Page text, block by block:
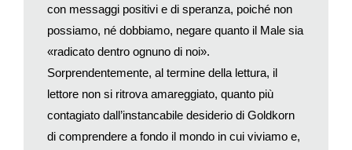
l’Italia l’ha conquistata, e questa è una differenza enorme.
E allora qual è secondo lei la dose giusta di memoria?
Non lo so. So solo che per vivere bisogna dimenticare molte
cose. Non c’è memoria senza oblìo, e questo è un concetto
perché voglio imparare a memoria la mia tomba di famiglia, il
mio cimitero di famiglia, che purtroppo non ha tomba, ma
quando esco lo voglio dimenticare. Questa non è una
con messaggi positivi e di speranza, poiché non
possiamo, né dobbiamo, negare quanto il Male sia
«radicato dentro ognuno di noi».
Sorprendentemente, al termine della lettura, il
lettore non si ritrova amareggiato, quanto più
contagiato dall’instancabile desiderio di Goldkorn
di comprendere a fondo il mondo in cui viviamo e,